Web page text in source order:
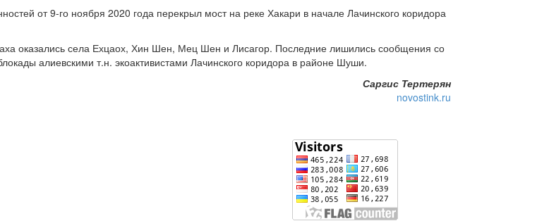
от 9-го ноября 2020 года перекрыл мост на реке Хакари в начале Лачинского коридора
оказались села Ехцаох, Хин Шен, Мец Шен и Лисагор. Последние лишились сообщения со
алиевскими т.н. экоактивистами Лачинского коридора в районе Шуши.
Саргис Тертерян
novostink.ru